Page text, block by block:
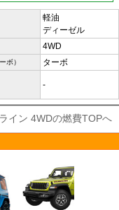
軽油
ディーゼル
4WD
ボ） ターボ
-
イン 4WDの燃費TOPへ